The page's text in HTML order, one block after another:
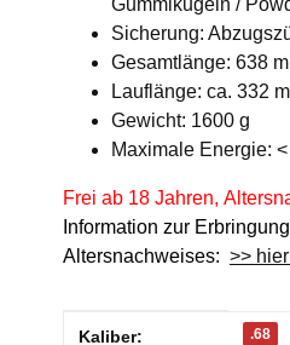
Gummikugeln /
Sicherung:
Gesamtlänge: 638
Lauflänge: ca. 332
Gewicht: 1600 g
Maximale Energie:
Frei ab 18 Jahren,
Information zur
Altersnachweises: >>
Produkteigenschaft
Wert
Kaliber: .68